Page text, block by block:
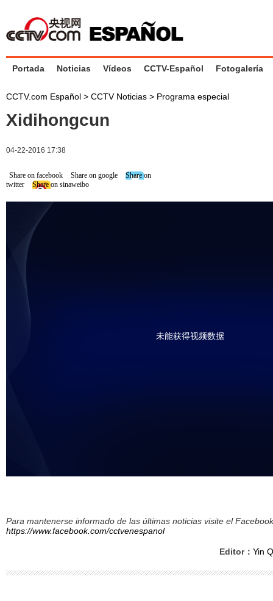
Portada Noticias Vídeos CCTV-Español Fotogalería
CCTV.com Español > CCTV Noticias > Programa especial
Xidihongcun
04-22-2016 17:38
Share on facebook Share on google
Share on
twitter
Share on sinaweibo
未能获得视频数据
Para mantenerse informado de las últimas noticias visite el
https://www.facebook.com/cctvenespanol
Editor： Yin